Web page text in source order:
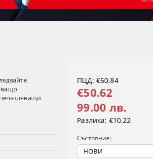
ПЦД: €60.84
€50.62
99.00 лв.
Разлика: €10.22
Състояние: